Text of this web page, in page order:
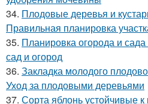
34. Плодовые деревья и
Правильная планировка
35. Планировка огорода и
сад и огород
36. Закладка молодого
Уход за плодовыми деревьями
37. Сорта яблонь устойчивые